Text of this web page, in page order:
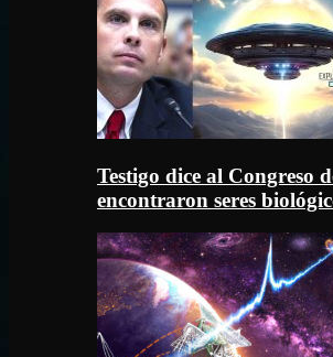
Testigo dice al Congreso
encontraron seres